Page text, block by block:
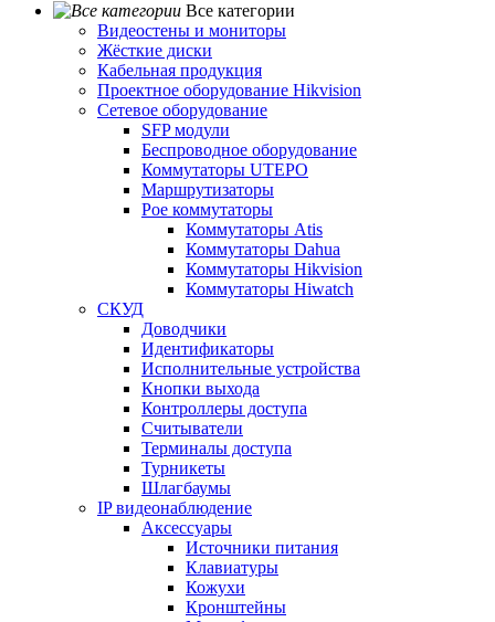
Все категории
Видеостены и мониторы
Жёсткие диски
Кабельная продукция
Проектное оборудование Hikvision
Сетевое оборудование
SFP модули
Беспроводное оборудование
Коммутаторы UTEPO
Маршрутизаторы
Poe коммутаторы
Коммутаторы Atis
Коммутаторы Dahua
Коммутаторы Hikvision
Коммутаторы Hiwatch
СКУД
Доводчики
Идентификаторы
Исполнительные устройства
Кнопки выхода
Контроллеры доступа
Считыватели
Терминалы доступа
Турникеты
Шлагбаумы
IP видеонаблюдение
Аксессуары
Источники питания
Клавиатуры
Кожухи
Кронштейны